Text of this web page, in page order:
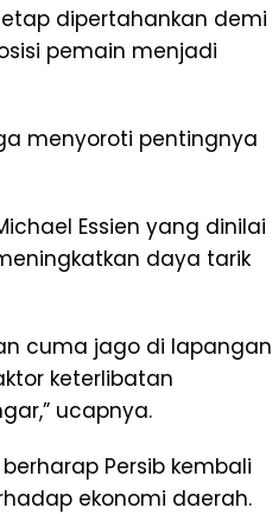
dipertahankan demi
pemain menjadi
menyoroti pentingnya
Essien yang dinilai
daya tarik
cuma jago di lapangan
keterlibatan
ucapnya.
Persib kembali
ekonomi daerah.